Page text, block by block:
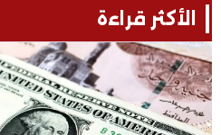
الأكثر قراءة